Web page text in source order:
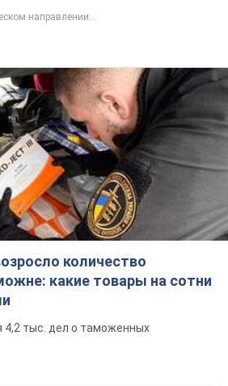
направлении...
количество
какие товары на сотни
4,2 тыс. дел о таможенных